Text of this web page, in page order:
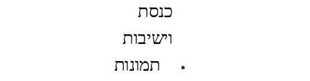
כנסת
וישיבות
תמונות